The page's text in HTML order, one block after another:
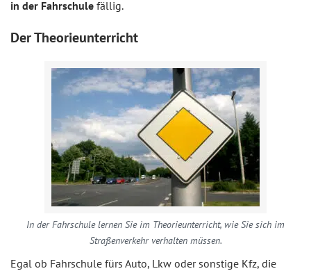
in der Fahrschule fällig.
Der Theorieunterricht
In der Fahrschule lernen Sie im Theorieunterricht, wie Sie sich im
Straßenverkehr verhalten müssen.
Egal ob Fahrschule fürs Auto, Lkw oder sonstige Kfz, die